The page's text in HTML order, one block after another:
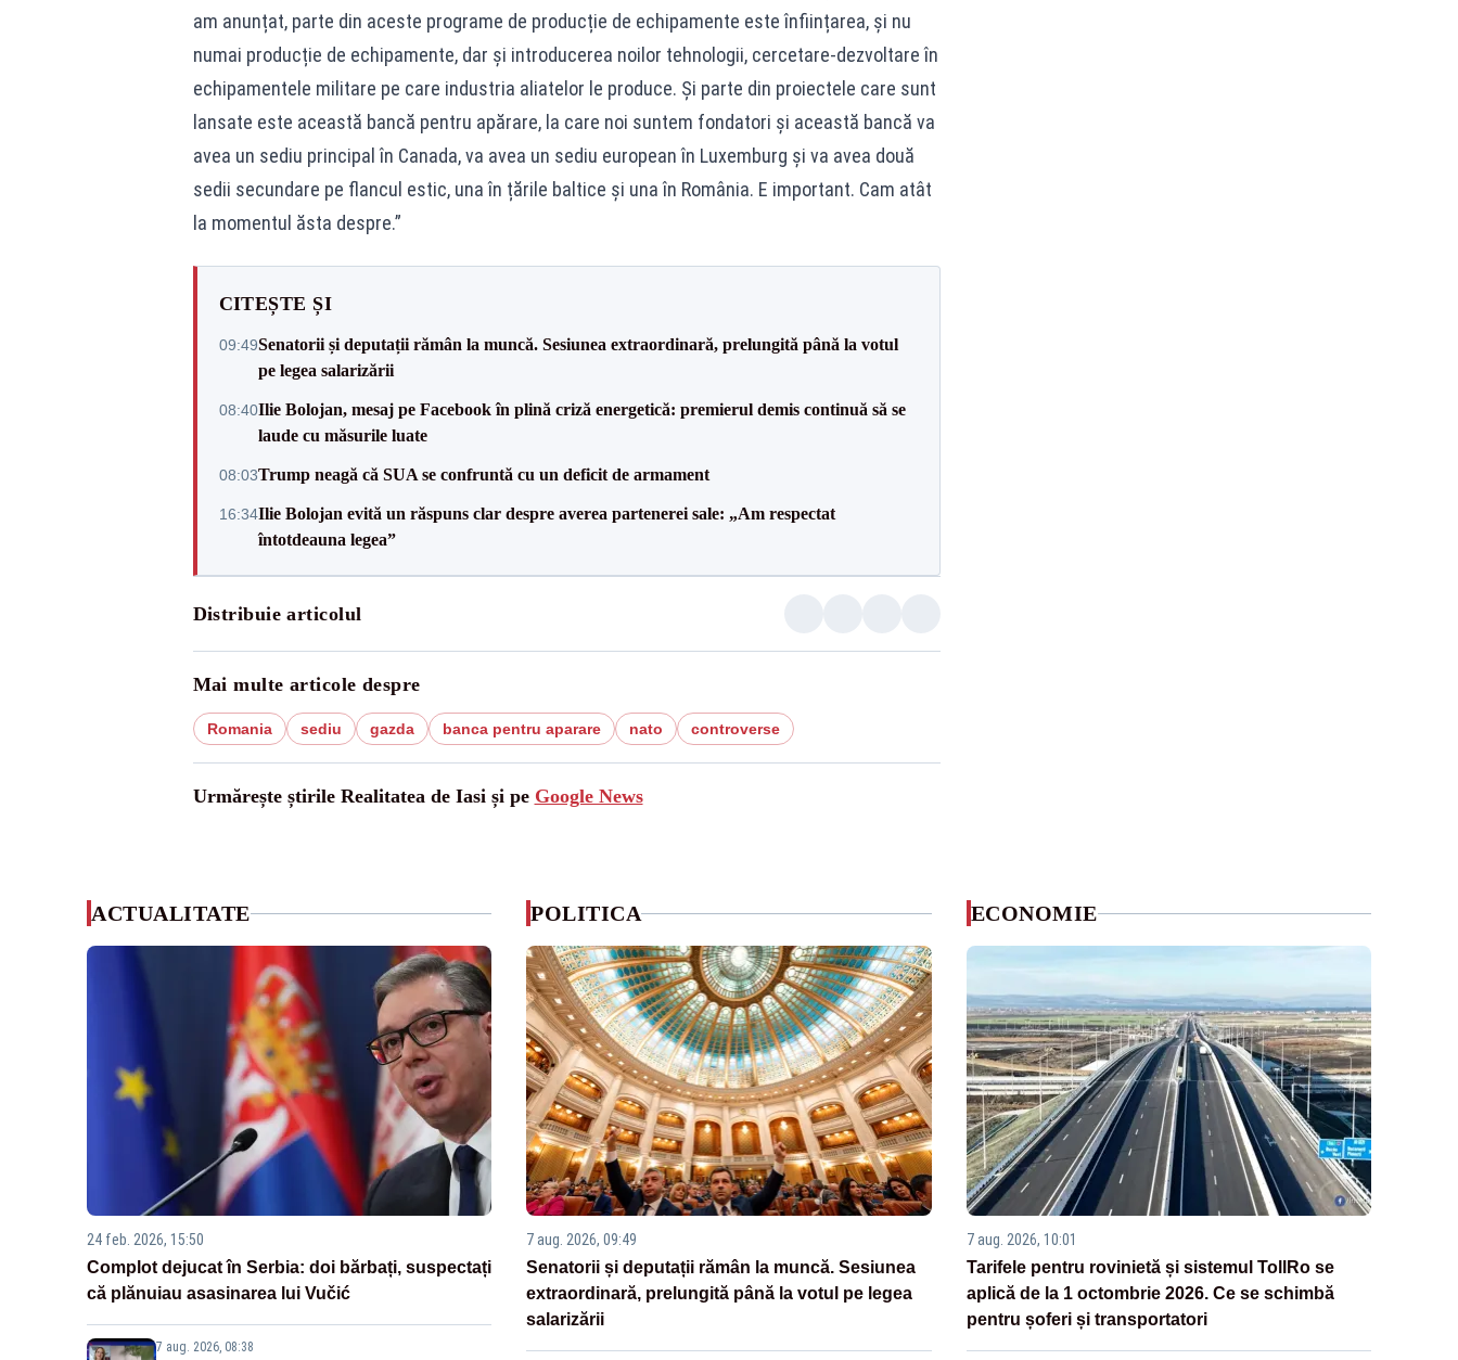
am anunțat, parte din aceste programe de producție de echipamente este înființarea, și nu
numai producție de echipamente, dar și introducerea noilor tehnologii, cercetare-dezvoltare în
echipamentele militare pe care industria aliatelor le produce. Și parte din proiectele care sunt
lansate este această bancă pentru apărare, la care noi suntem fondatori și această bancă va
avea un sediu principal în Canada, va avea un sediu european în Luxemburg și va avea două
sedii secundare pe flancul estic, una în țările baltice și una în România. E important. Cam atât
la momentul ăsta despre.”
CITEȘTE ȘI
09:49Senatorii și deputații rămân la muncă. Sesiunea extraordinară, prelungită până la votul
pe legea salarizării
08:40Ilie Bolojan, mesaj pe Facebook în plină criză energetică: premierul demis continuă să se
laude cu măsurile luate
08:03Trump neagă că SUA se confruntă cu un deficit de armament
16:34Ilie Bolojan evită un răspuns clar despre averea partenerei sale: „Am respectat
întotdeauna legea”
Distribuie articolul
Mai multe articole despre
Romania sediu gazda banca pentru aparare nato controverse
Urmărește știrile Realitatea de Iasi și pe Google News
ACTUALITATE
24 feb. 2026, 15:50
Complot dejucat în Serbia: doi bărbați, suspectați
că plănuiau asasinarea lui Vučić
7 aug. 2026, 08:38
POLITICA
7 aug. 2026, 09:49
Senatorii și deputații rămân la muncă. Sesiunea
extraordinară, prelungită până la votul pe legea
salarizării
ECONOMIE
7 aug. 2026, 10:01
Tarifele pentru rovinietă și sistemul TollRo se
aplică de la 1 octombrie 2026. Ce se schimbă
pentru șoferi și transportatori